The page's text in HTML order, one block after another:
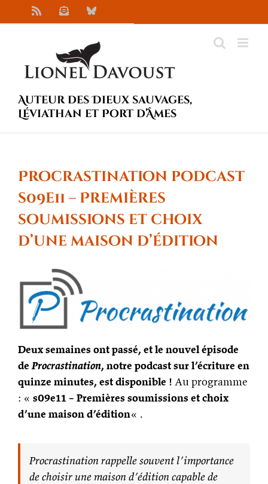
au
NewsletterBluesky
Auteur des Dieux sauvages,
Léviathan et Port d’Âmes
Procrastination podcast
s09e11 – Premières
soumissions et choix
d’une maison d’édition
Deux semaines ont passé, et le nouvel épisode
deProcrastination, notre podcast sur l’écriture en
quinze minutes, est disponible ! Au programme
: « s09e11 – Premières soumissions et choix
d’une maison d’édition« .
Procrastination rappelle souvent l’importance
de choisir une maison d’édition capable de